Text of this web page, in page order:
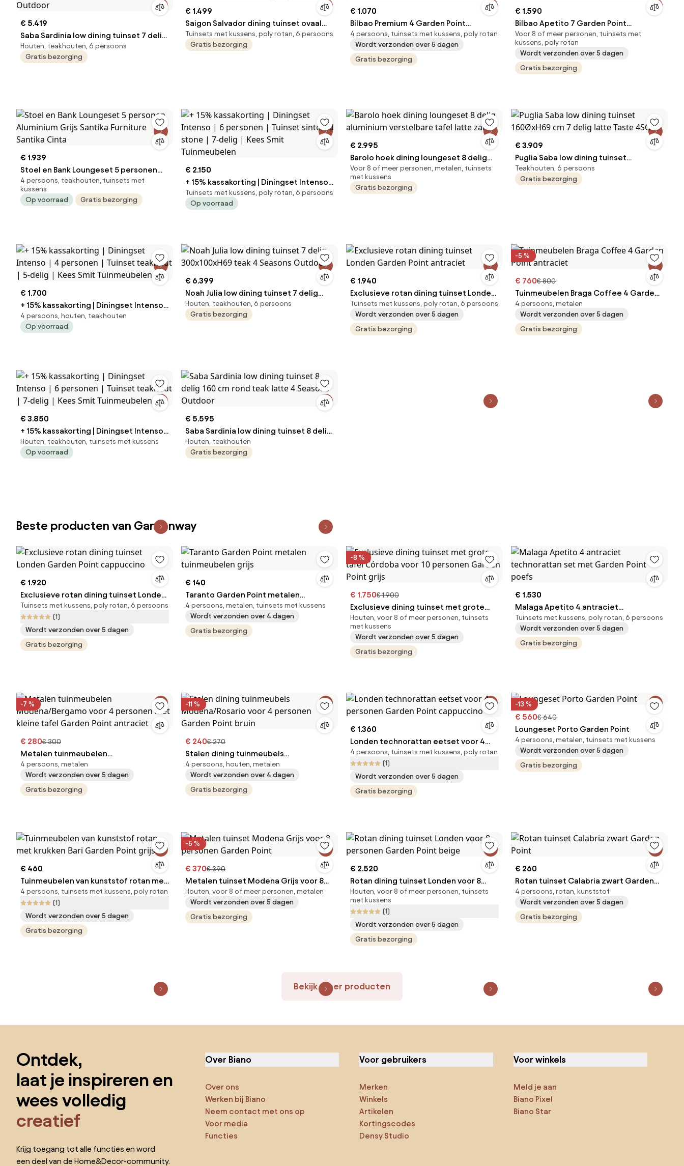
€ 5.419
Saba Sardinia low dining tuinset 7 delig
160 cm rond teak latte 4 Seasons
Outdoor
Houten, teakhouten, 6 persoons
Gratis bezorging
€ 1.499
Saigon Salvador dining tuinset ovaal
220x115xH75 cm 7 delig polywood zand
Tuinsets met kussens, poly rotan, 6 persoons
Gratis bezorging
€ 1.070
Bilbao Premium 4 Garden Point
tuinmeubelzand
4 persoons, tuinsets met kussens, poly rotan
Wordt verzonden over 5 dagen
Gratis bezorging
€ 1.590
Bilbao Apetito 7 Garden Point
tuinmeubelzand
Voor 8 of meer personen, tuinsets met
kussens, poly rotan
Wordt verzonden over 5 dagen
Gratis bezorging
€ 1.939
Stoel en Bank Loungeset 5 personen
Aluminium Grijs Santika Furniture
Santika Cinta
4 persoons, teakhouten, tuinsets met
kussens
Op voorraad
Gratis bezorging
€ 2.150
+ 15% kassakorting | Diningset Intenso |
6 personen | Tuinset sintered stone | 7-
delig | Kees Smit Tuinmeubelen
Tuinsets met kussens, poly rotan, 6 persoons
Op voorraad
€ 2.995
Barolo hoek dining loungeset 8 delig
aluminium verstelbare tafel latte zand
Voor 8 of meer personen, metalen, tuinsets
met kussens
Gratis bezorging
€ 3.909
Puglia Saba low dining tuinset
160ØxH69 cm 7 delig latte Taste 4SO
Teakhouten, 6 persoons
Gratis bezorging
€ 1.700
+ 15% kassakorting | Diningset Intenso |
4 personen | Tuinset teakhout | 5-delig
| Kees Smit Tuinmeubelen
4 persoons, houten, teakhouten
Op voorraad
€ 6.399
Noah Julia low dining tuinset 7 delig
300x100xH69 teak 4 Seasons Outdoor
Houten, teakhouten, 6 persoons
Gratis bezorging
€ 1.940
Exclusieve rotan dining tuinset Londen
Garden Point antraciet
Tuinsets met kussens, poly rotan, 6 persoons
Wordt verzonden over 5 dagen
Gratis bezorging
-5 %
€ 760€ 800
Tuinmeubelen Braga Coffee 4 Garden
Point antraciet
4 persoons, metalen
Wordt verzonden over 5 dagen
Gratis bezorging
€ 3.850
+ 15% kassakorting | Diningset Intenso |
6 personen | Tuinset teakhout | 7-delig |
Kees Smit Tuinmeubelen
Houten, teakhouten, tuinsets met kussens
Op voorraad
€ 5.595
Saba Sardinia low dining tuinset 8 delig
160 cm rond teak latte 4 Seasons
Outdoor
Houten, teakhouten
Gratis bezorging
Beste producten van Gardenway
€ 1.920
Exclusieve rotan dining tuinset Londen
Garden Point cappuccino
Tuinsets met kussens, poly rotan, 6 persoons
(1)
Wordt verzonden over 5 dagen
Gratis bezorging
€ 140
Taranto Garden Point metalen
tuinmeubelen grijs
4 persoons, metalen, tuinsets met kussens
Wordt verzonden over 4 dagen
Gratis bezorging
-8 %
€ 1.750€ 1.900
Exclusieve dining tuinset met grote
tafel Córdoba voor 10 personen
Garden Point grijs
Houten, voor 8 of meer personen, tuinsets
met kussens
Wordt verzonden over 5 dagen
Gratis bezorging
€ 1.530
Malaga Apetito 4 antraciet
technorattan set met Garden Point
poefs
Tuinsets met kussens, poly rotan, 6 persoons
Wordt verzonden over 5 dagen
Gratis bezorging
-7 %
€ 280€ 300
Metalen tuinmeubelen
Modena/Bergamo voor 4 personen
met kleine tafel Garden Point
antraciet
4 persoons, metalen
Wordt verzonden over 5 dagen
Gratis bezorging
-11 %
€ 240€ 270
Stalen dining tuinmeubels
Modena/Rosario voor 4 personen
Garden Point bruin
4 persoons, houten, metalen
Wordt verzonden over 4 dagen
Gratis bezorging
€ 1.360
Londen technorattan eetset voor 4
personen Garden Point cappuccino
4 persoons, tuinsets met kussens, poly rotan
(1)
Wordt verzonden over 5 dagen
Gratis bezorging
-13 %
€ 560€ 640
Loungeset Porto Garden Point
4 persoons, metalen, tuinsets met kussens
Wordt verzonden over 5 dagen
Gratis bezorging
€ 460
Tuinmeubelen van kunststof rotan met
krukken Bari Garden Point grijs
4 persoons, tuinsets met kussens, poly rotan
(1)
Wordt verzonden over 5 dagen
Gratis bezorging
-5 %
€ 370€ 390
Metalen tuinset Modena Grijs voor 8
personen Garden Point
Houten, voor 8 of meer personen, metalen
Wordt verzonden over 5 dagen
Gratis bezorging
€ 2.520
Rotan dining tuinset Londen voor 8
personen Garden Point beige
Houten, voor 8 of meer personen, tuinsets
met kussens
(1)
Wordt verzonden over 5 dagen
Gratis bezorging
€ 260
Rotan tuinset Calabria zwart Garden
Point
4 persoons, rotan, kunststof
Wordt verzonden over 5 dagen
Gratis bezorging
Bekijk meer producten
Ontdek,
laat je inspireren en
wees volledig
creatief
Krijg toegang tot alle functies en word
een deel van de Home&Decor-community.
Over Biano
Over ons
Werken bij Biano
Neem contact met ons op
Voor media
Functies
Voor gebruikers
Merken
Winkels
Artikelen
Kortingscodes
Densy Studio
Voor winkels
Meld je aan
Biano Pixel
Biano Star